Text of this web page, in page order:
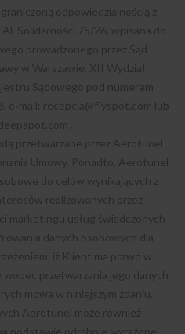
odpowiedzialnością z
Solidarności 75/26, wpisana do
prowadzonego przez Sąd
w Warszawie, XII Wydział
Sądowego pod numerem
e-mail: recepcja@flyspot.com lub
przetwarzane przez Aerotunel
Umowy. Ponadto, Aerotunel
do celów wynikających z
realizowanych przez
marketingu usług świadczonych
danych osobowych dla
iż Klient ma prawo w
wobec przetwarzania jego danych
mowa w niniejszym zdaniu.
Aerotunel może również
podstawie odrębnie wyrażonej